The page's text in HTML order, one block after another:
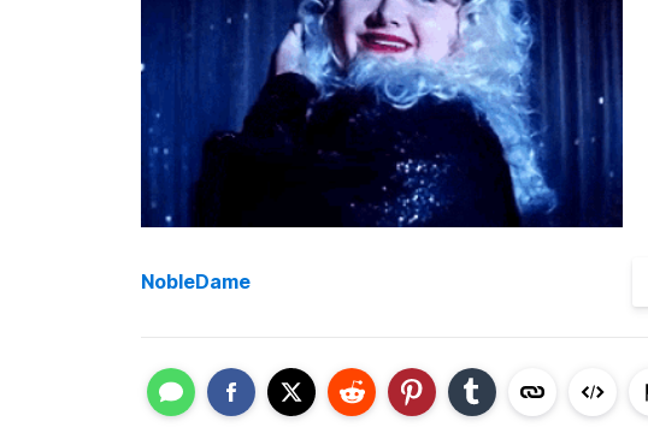
NobleDame